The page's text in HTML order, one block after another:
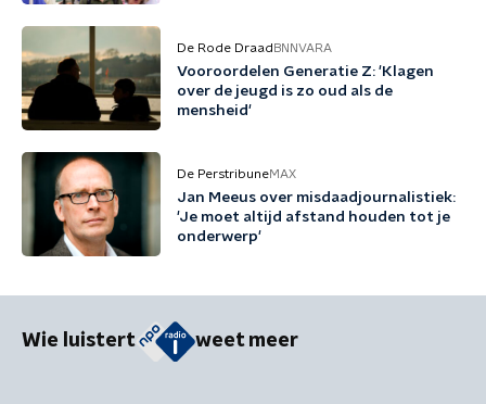
De Rode Draad BNNVARA
Vooroordelen Generatie Z: 'Klagen
over de jeugd is zo oud als de
mensheid'
De PerstribuneMAX
Jan Meeus over misdaadjournalistiek:
'Je moet altijd afstand houden tot je
onderwerp'
Wie luistert weet meer